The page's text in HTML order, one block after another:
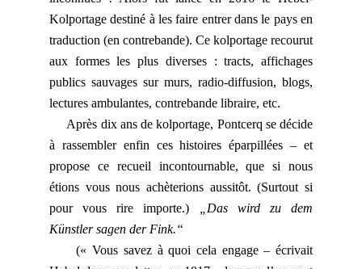
Kolportage destiné à les faire entrer dans le pays en
traduction (en contrebande). Ce kolportage recourut
aux formes les plus diverses : tracts, affichages
publics sauvages sur murs, radio-diffusion, blogs,
lectures ambulantes, contrebande libraire, etc.
Après dix ans de kolportage, Pontcerq se décide
à rassembler enfin ces histoires éparpillées – et
propose ce recueil incontournable, que si nous
étions vous nous achèterions aussitôt. (Surtout si
pour vous rire importe.)
„Das wird zu dem
Künstler sagen der Fink.“
(« Vous savez à quoi cela engage – écrivait